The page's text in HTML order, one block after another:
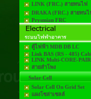
LINK (FRC.) สายทนไฟ
DRAKA (FRC.) สายทนไ
Prysmian FRC
ตู้ไฟฟ้า MDB DB LC
Link BAS (RS - 485)
LINK Multi-CORE-PAIR
สายลำโพง
Solar Cell
Solar Cell On Grid Set
แผงโซล่าเซลล์